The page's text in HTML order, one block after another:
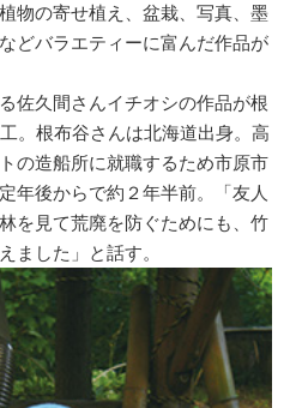
物の寄せ植え、盆栽、写真、墨
どバラエティーに富んだ作品が
佐久間さんイチオシの作品が根
。根布谷さんは北海道出身。高
の造船所に就職するため市原市
年後からで約２年半前。「友人
を見て荒廃を防ぐためにも、竹
ました」と話す。